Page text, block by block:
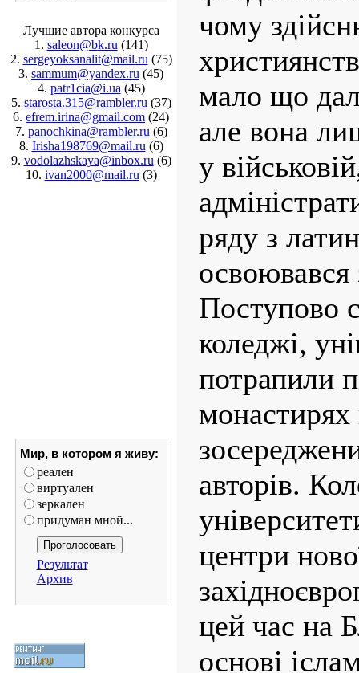
Лучшие автора конкурса
1. saleon@bk.ru (141)
2. sergeyoksanalit@mail.ru (75)
3. sammum@yandex.ru (45)
4. patr1cia@i.ua (45)
5. starosta.315@rambler.ru (37)
6. efrem.irina@gmail.com (24)
7. panochkina@rambler.ru (6)
8. Irisha198769@mail.ru (6)
9. vodolazhskaya@inbox.ru (6)
10. ivan2000@mail.ru (3)
чому
мало що
але вона
у
ряду з
Поступово
коледжі,
потрапили
монастирях
авторів.
центри
цей час на
основі